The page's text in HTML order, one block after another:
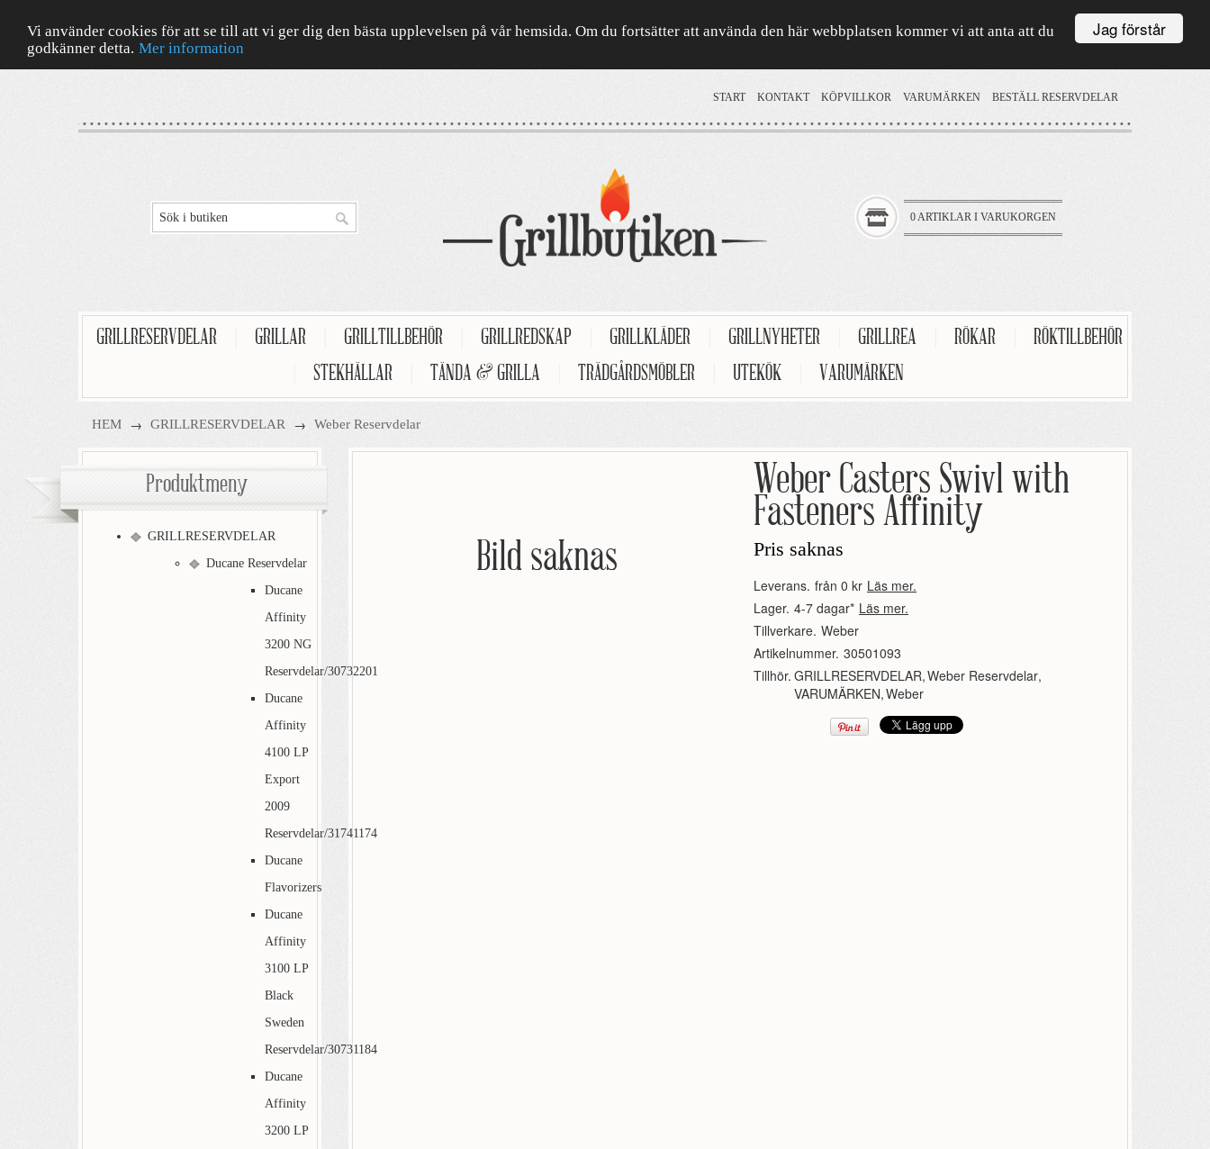
Jag förstår
Vi använder cookies för att se till att vi ger dig den bästa upplevelsen på vår hemsida. Om du fortsätter att använda den här webbplatsen kommer vi att anta att du
godkänner detta. Mer information
START KONTAKT KÖPVILLKOR VARUMÄRKEN BESTÄLL RESERVDELAR
0 ARTIKLAR I VARUKORGEN
GRILLRESERVDELAR GRILLAR GRILLTILLBEHÖR GRILLREDSKAP GRILLKLÄDER GRILLNYHETER GRILLREA RÖKAR
RÖKTILLBEHÖR
STEKHÄLLAR TÄNDA & GRILLA TRÄDGÅRDSMÖBLER UTEKÖK VARUMÄRKEN
HEM → GRILLRESERVDELAR → Weber Reservdelar
Bild saknas
Weber Casters Swivl with
Fasteners Affinity
Pris saknas
Leverans. från 0 kr Läs mer.
Lager. 4-7 dagar* Läs mer.
Tillverkare. Weber
Artikelnummer. 30501093
Tillhör. GRILLRESERVDELAR,Weber Reservdelar,
VARUMÄRKEN,Weber
Produktmeny
GRILLRESERVDELAR
Ducane Reservdelar
Ducane
Affinity
3200 NG
Reservdelar/30732201
Ducane
Affinity
4100 LP
Export
2009
Reservdelar/31741174
Ducane
Flavorizers
Ducane
Affinity
3100 LP
Black
Sweden
Reservdelar/30731184
Ducane
Affinity
3200 LP